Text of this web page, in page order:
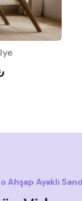
Ahşap Ayaklı